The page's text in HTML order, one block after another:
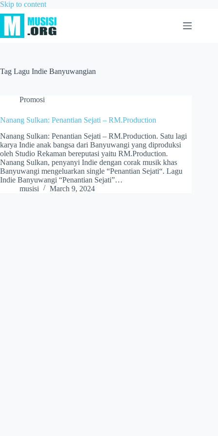
Skip to content
Tag Lagu Indie Banyuwangian
Promosi
Nanang Sulkan: Penantian Sejati – RM.Production
Nanang Sulkan: Penantian Sejati – RM.Production. Satu lagi
karya Indie anak bangsa dari Banyuwangi yang diproduksi
oleh Studio Rekaman bereputasi yaitu RM.Production.
Nanang Sulkan, penyanyi Indie dengan corak musik khas
Banyuwangi mengeluarkan single “Penantian Sejati“. Lagu
Indie Banyuwangi “Penantian Sejati”…
musisi
March 9, 2024